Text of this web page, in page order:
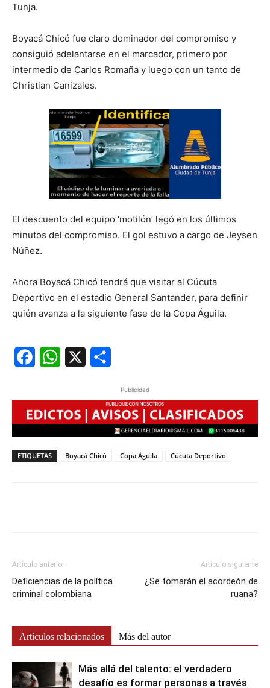
Tunja.
Boyacá Chicó fue claro dominador del compromiso y
consiguió adelantarse en el marcador, primero por
intermedio de Carlos Romaña y luego con un tanto de
Christian Canizales.
El descuento del equipo ‘motilón’ legó en los últimos
minutos del compromiso. El gol estuvo a cargo de Jeysen
Núñez.
Ahora Boyacá Chicó tendrá que visitar al Cúcuta
Deportivo en el estadio General Santander, para definir
quién avanza a la siguiente fase de la Copa Águila.
FacebookWhatsApp
Publicidad
ETIQUETAS Boyacá Chicó Copa Águila Cúcuta Deportivo
Artículo anterior
Deficiencias de la política
criminal colombiana
Artículo siguiente
¿Se tomarán el acordeón de
ruana?
Artículos relacionados Más del autor
Más allá del talento: el verdadero
desafío es formar personas a través